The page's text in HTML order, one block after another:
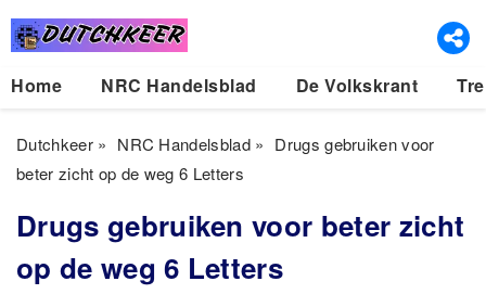
Home NRC Handelsblad De Volkskrant
Dutchkeer» NRC Handelsblad » Drugs gebruiken voor
beter zicht op de weg 6 Letters
Drugs gebruiken voor beter zicht
op de weg 6 Letters